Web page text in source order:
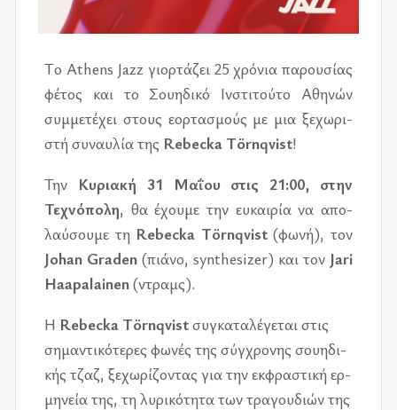
Tο Athens Jazz γιορ­τά­ζει 25 χρό­νια πα­ρου­σί­ας
φέ­τος και το Σου­η­δι­κό Ινστι­τού­το Αθη­νών
συμ­με­τέ­χει στους εορ­τα­σμούς με μια ξε­χω­ρι­
στή συ­ναυ­λία της Rebecka Törnqvist!
Την Κυρια­κή 31 Μαΐου στις 21:00, στην
Τεχνό­πο­λη, θα έχου­με την ευ­και­ρία να απο­
λαύ­σου­με τη Rebecka Törnqvist(φωνή), τον
Johan Graden (πιά­νο, synthesizer) και τον Jari
Haapalainen(ντραμς).
Η Rebecka Törnqvistσυ­γκα­τα­λέ­γε­ται στις
ση­μα­ντι­κό­τε­ρες φω­νές της σύγ­χρο­νης σου­η­δι­
κής τζαζ, ξε­χω­ρί­ζο­ντας για την εκ­φρα­στι­κή ερ­
μη­νεία της, τη λυ­ρι­κό­τη­τα των τρα­γου­διών της